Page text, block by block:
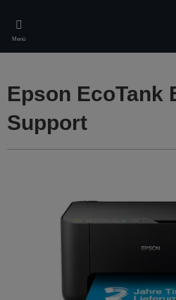
main
content
Menü
Epson EcoTank
Support